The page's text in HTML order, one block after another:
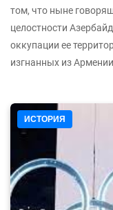
том, что ныне
целостности
оккупации ее
изгнанных из
ИСТОРИЯ